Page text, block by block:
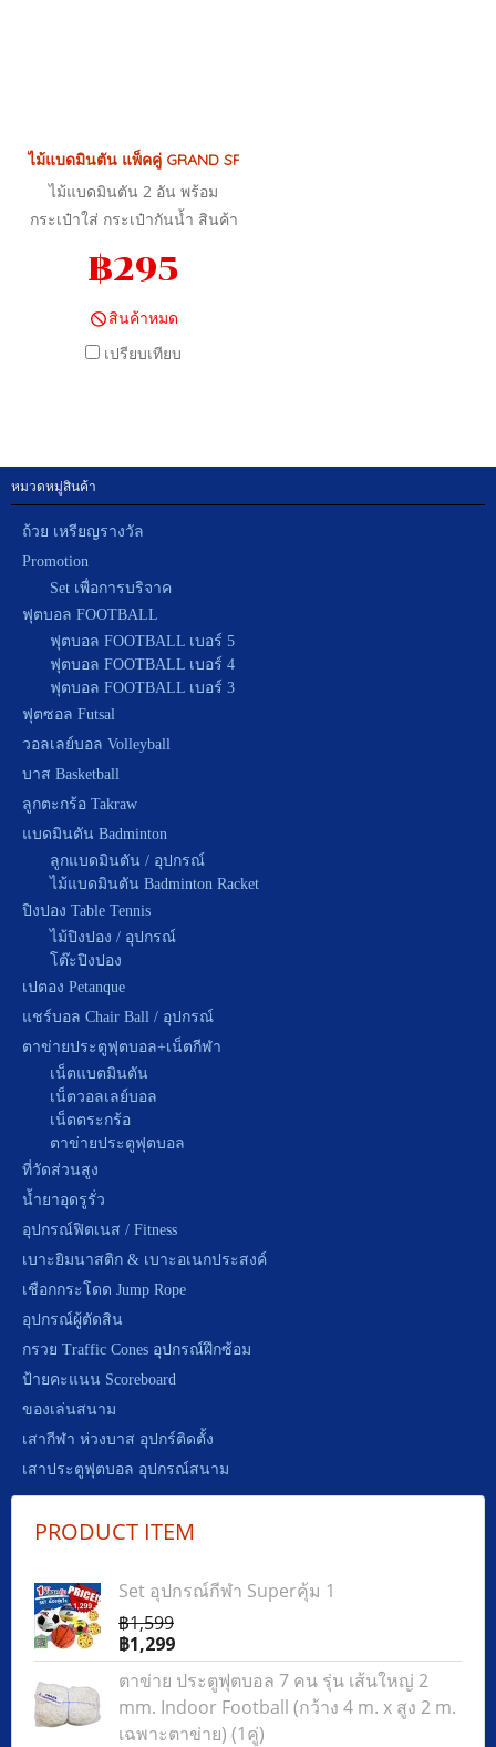
ไม้แบดมินตัน แพ็คคู่ GRAND SPORT พร้อมกระเป๋าใส่ รหัส 372181 รุ่
ไม้แบดมินตัน 2 อัน พร้อม
กระเป๋าใส่ กระเป๋ากันน้ำ สินค้า
฿295
สินค้าหมด
เปรียบเทียบ
หมวดหมู่สินค้า
ถ้วย เหรียญรางวัล
Promotion
Set เพื่อการบริจาค
ฟุตบอล FOOTBALL
ฟุตบอล FOOTBALL เบอร์ 5
ฟุตบอล FOOTBALL เบอร์ 4
ฟุตบอล FOOTBALL เบอร์ 3
ฟุตซอล Futsal
วอลเลย์บอล Volleyball
บาส Basketball
ลูกตะกร้อ Takraw
แบดมินตัน Badminton
ลูกแบดมินตัน / อุปกรณ์
ไม้แบดมินตัน Badminton Racket
ปิงปอง Table Tennis
ไม้ปิงปอง / อุปกรณ์
โต๊ะปิงปอง
เปตอง Petanque
แชร์บอล Chair Ball / อุปกรณ์
ตาข่ายประตูฟุตบอล+เน็ตกีฬา
เน็ตแบตมินตัน
เน็ตวอลเลย์บอล
เน็ตตระกร้อ
ตาข่ายประตูฟุตบอล
ที่วัดส่วนสูง
น้ำยาอุดรูรั่ว
อุปกรณ์ฟิตเนส / Fitness
เบาะยิมนาสติก & เบาะอเนกประสงค์
เชือกกระโดด Jump Rope
อุปกรณ์ผู้ตัดสิน
กรวย Traffic Cones อุปกรณ์ฝึกซ้อม
ป้ายคะแนน Scoreboard
ของเล่นสนาม
เสากีฬา ห่วงบาส อุปกร์ติดตั้ง
เสาประตูฟุตบอล อุปกรณ์สนาม
PRODUCT ITEM
Set อุปกรณ์กีฬา Superคุ้ม 1
฿1,599
฿1,299
ตาข่าย ประตูฟุตบอล 7 คน รุ่น เส้นใหญ่ 2
mm. Indoor Football (กว้าง 4 m. x สูง 2 m.
เฉพาะตาข่าย) (1คู่)